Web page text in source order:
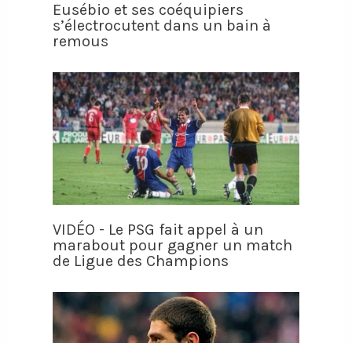
Eusébio et ses coéquipiers
s’électrocutent dans un bain à
remous
VIDÉO - Le PSG fait appel à un
marabout pour gagner un match
de Ligue des Champions